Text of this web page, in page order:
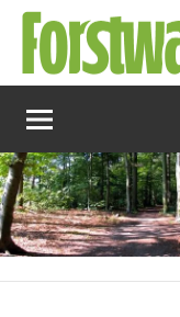
Zum
Inhalt
springen